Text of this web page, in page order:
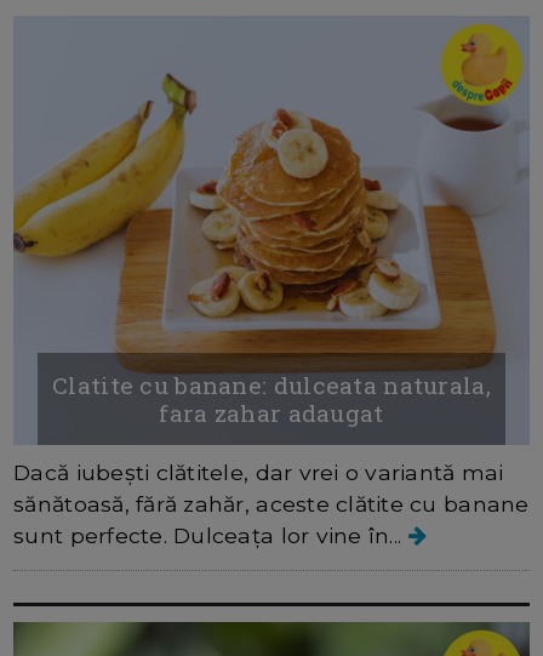
Clatite cu banane: dulceata naturala,
fara zahar adaugat
Dacă iubești clătitele, dar vrei o variantă mai
sănătoasă, fără zahăr, aceste clătite cu banane
sunt perfecte. Dulceața lor vine în...